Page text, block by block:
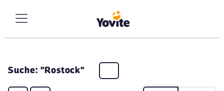
Suche: "Rostock"